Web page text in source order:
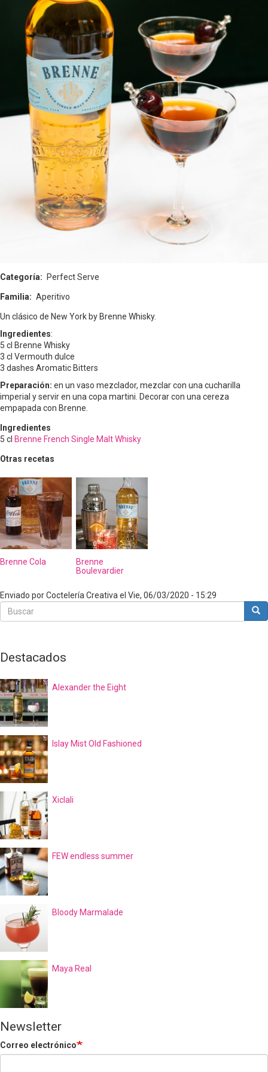
Categoría Perfect Serve
Familia Aperitivo
Un clásico de New York by Brenne Whisky.
Ingredientes:
5 cl Brenne Whisky
3 cl Vermouth dulce
3 dashes Aromatic Bitters
Preparación: en un vaso mezclador, mezclar con una cucharilla
imperial y servir en una copa martini. Decorar con una cereza
empapada con Brenne.
Ingredientes
5 cl Brenne French Single Malt Whisky
Otras recetas
Brenne Cola
Brenne
Boulevardier
Enviado porCoctelería Creativael Vie, 06/03/2020 - 15:29
Buscar
Buscar
Destacados
Alexander the Eight
Islay Mist Old Fashioned
Xiclali
FEW endless summer
Bloody Marmalade
Maya Real
Newsletter
Correo electrónico